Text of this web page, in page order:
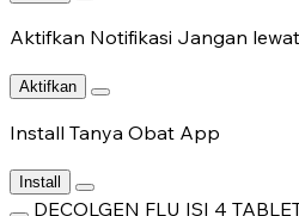
Aktifkan Notifikasi Jangan lewatkan
Aktifkan
Install Tanya Obat App
Install
DECOLGEN FLU ISI 4